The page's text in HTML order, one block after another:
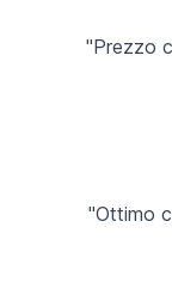
"Prezzo
"Ottimo